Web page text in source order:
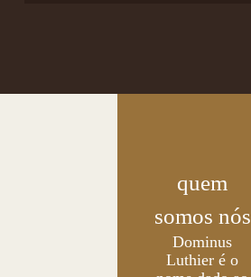
quem
somos nós
Dominus
Luthier é o